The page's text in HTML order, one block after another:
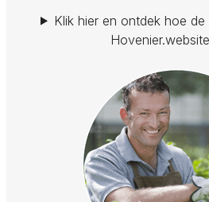
Klik hier en ontdek hoe